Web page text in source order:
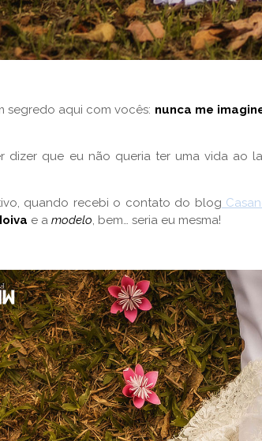
segredo aqui com vocês: nunca me
dizer que eu não queria ter uma vida ao
quando recebi o contato do blog
e a modelo, bem… seria eu mesma!